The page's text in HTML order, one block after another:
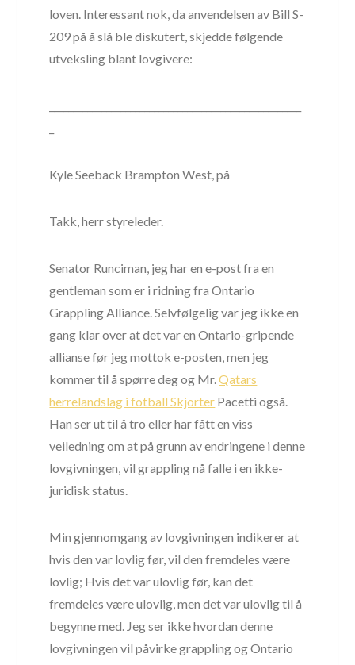
loven. Interessant nok, da anvendelsen av Bill S-
209 på å slå ble diskutert, skjedde følgende
utveksling blant lovgivere:
Kyle Seeback Brampton West, på
Takk, herr styreleder.
Senator Runciman, jeg har en e-post fra en
gentleman som er i ridning fra Ontario
Grappling Alliance. Selvfølgelig var jeg ikke en
gang klar over at det var en Ontario-gripende
allianse før jeg mottok e-posten, men jeg
kommer til å spørre deg og Mr.Qatars
herrelandslag i fotball Skjorter Pacetti også.
Han ser ut til å tro eller har fått en viss
veiledning om at på grunn av endringene i denne
lovgivningen, vil grappling nå falle i en ikke-
juridisk status.
Min gjennomgang av lovgivningen indikerer at
hvis den var lovlig før, vil den fremdeles være
lovlig; Hvis det var ulovlig før, kan det
fremdeles være ulovlig, men det var ulovlig til å
begynne med. Jeg ser ikke hvordan denne
lovgivningen vil påvirke grappling og Ontario